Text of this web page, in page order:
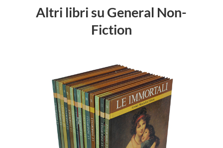
Altri libri su General Non-
Fiction